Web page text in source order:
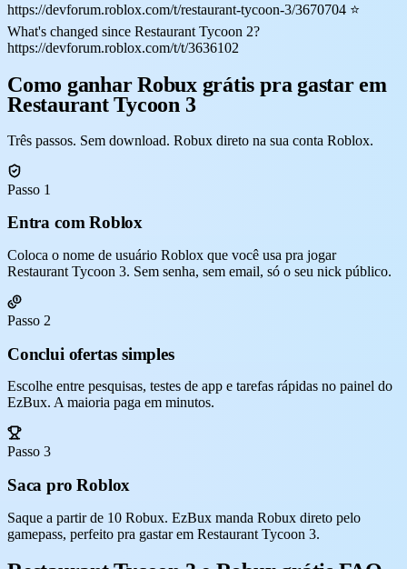
https://devforum.roblox.com/t/restaurant-tycoon-3/3670704 ⭐
What's changed since Restaurant Tycoon 2?
https://devforum.roblox.com/t/t/3636102
Como ganhar Robux grátis pra gastar em
Restaurant Tycoon 3
Três passos. Sem download. Robux direto na sua conta Roblox.
Passo 1
Entra com Roblox
Coloca o nome de usuário Roblox que você usa pra jogar
Restaurant Tycoon 3. Sem senha, sem email, só o seu nick público.
Passo 2
Conclui ofertas simples
Escolhe entre pesquisas, testes de app e tarefas rápidas no painel do
EzBux. A maioria paga em minutos.
Passo 3
Saca pro Roblox
Saque a partir de 10 Robux. EzBux manda Robux direto pelo
gamepass, perfeito pra gastar em Restaurant Tycoon 3.